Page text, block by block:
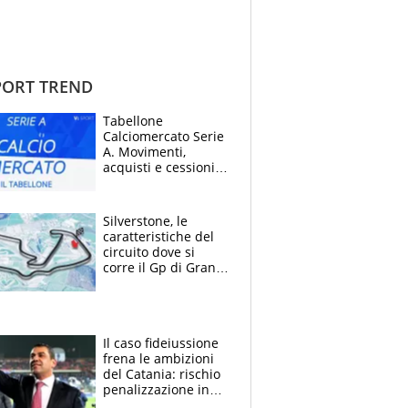
TREND
Tabellone
Calciomercato Serie
A. Movimenti,
acquisti e cessioni:
Silverstone, le
caratteristiche del
circuito dove si
corre il Gp di Gran
Il caso fideiussione
frena le ambizioni
del Catania: rischio
penalizzazione in